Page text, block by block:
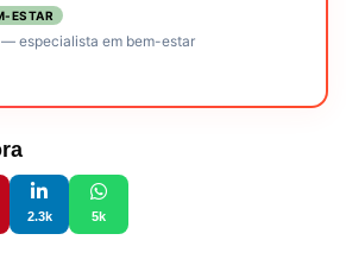
ESTAR
especialista em bem-estar
2.3k 5k